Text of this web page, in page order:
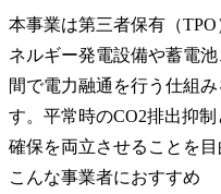
本事業は第三者保有（
ネルギー発電設備や蓄電
間で電力融通を行う仕組
す。平常時のCO2排出抑
確保を両立させることを目
こんな事業者におすすめ